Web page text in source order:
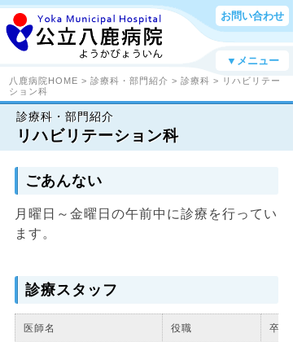
お問い合わせ
▼メニュー
八鹿病院HOME > 診療科・部門紹介 > 診療科 > リハビリテー
ション科
診療科・部門紹介
リハビリテーション科
ごあんない
月曜日～金曜日の午前中に診療を行ってい
ます。
診療スタッフ
医師名 役職 卒年